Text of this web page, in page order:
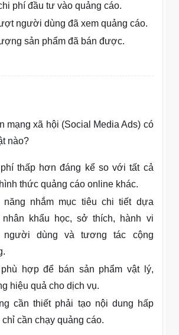
phí đầu tư vào quảng cáo.
người dùng đã xem quảng cáo.
sản phẩm đã bán được.
mạng xã hội (Social Media Ads) có
nào?
thấp hơn đáng kể so với tất cả
thức quảng cáo online khác.
năng nhắm mục tiêu chi tiết dựa
nhân khẩu học, sở thích, hành vi
người dùng và tương tác cộng
hợp để bán sản phẩm vật lý,
hiệu quả cho dịch vụ.
cần thiết phải tạo nội dung hấp
chỉ cần chạy quảng cáo.